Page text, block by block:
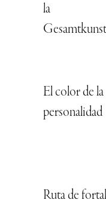
la
El color de la
personalidad
Ruta de